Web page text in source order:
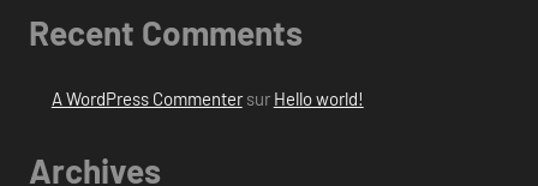
Recent Comments
A WordPress Commentersur Hello world!
Archives